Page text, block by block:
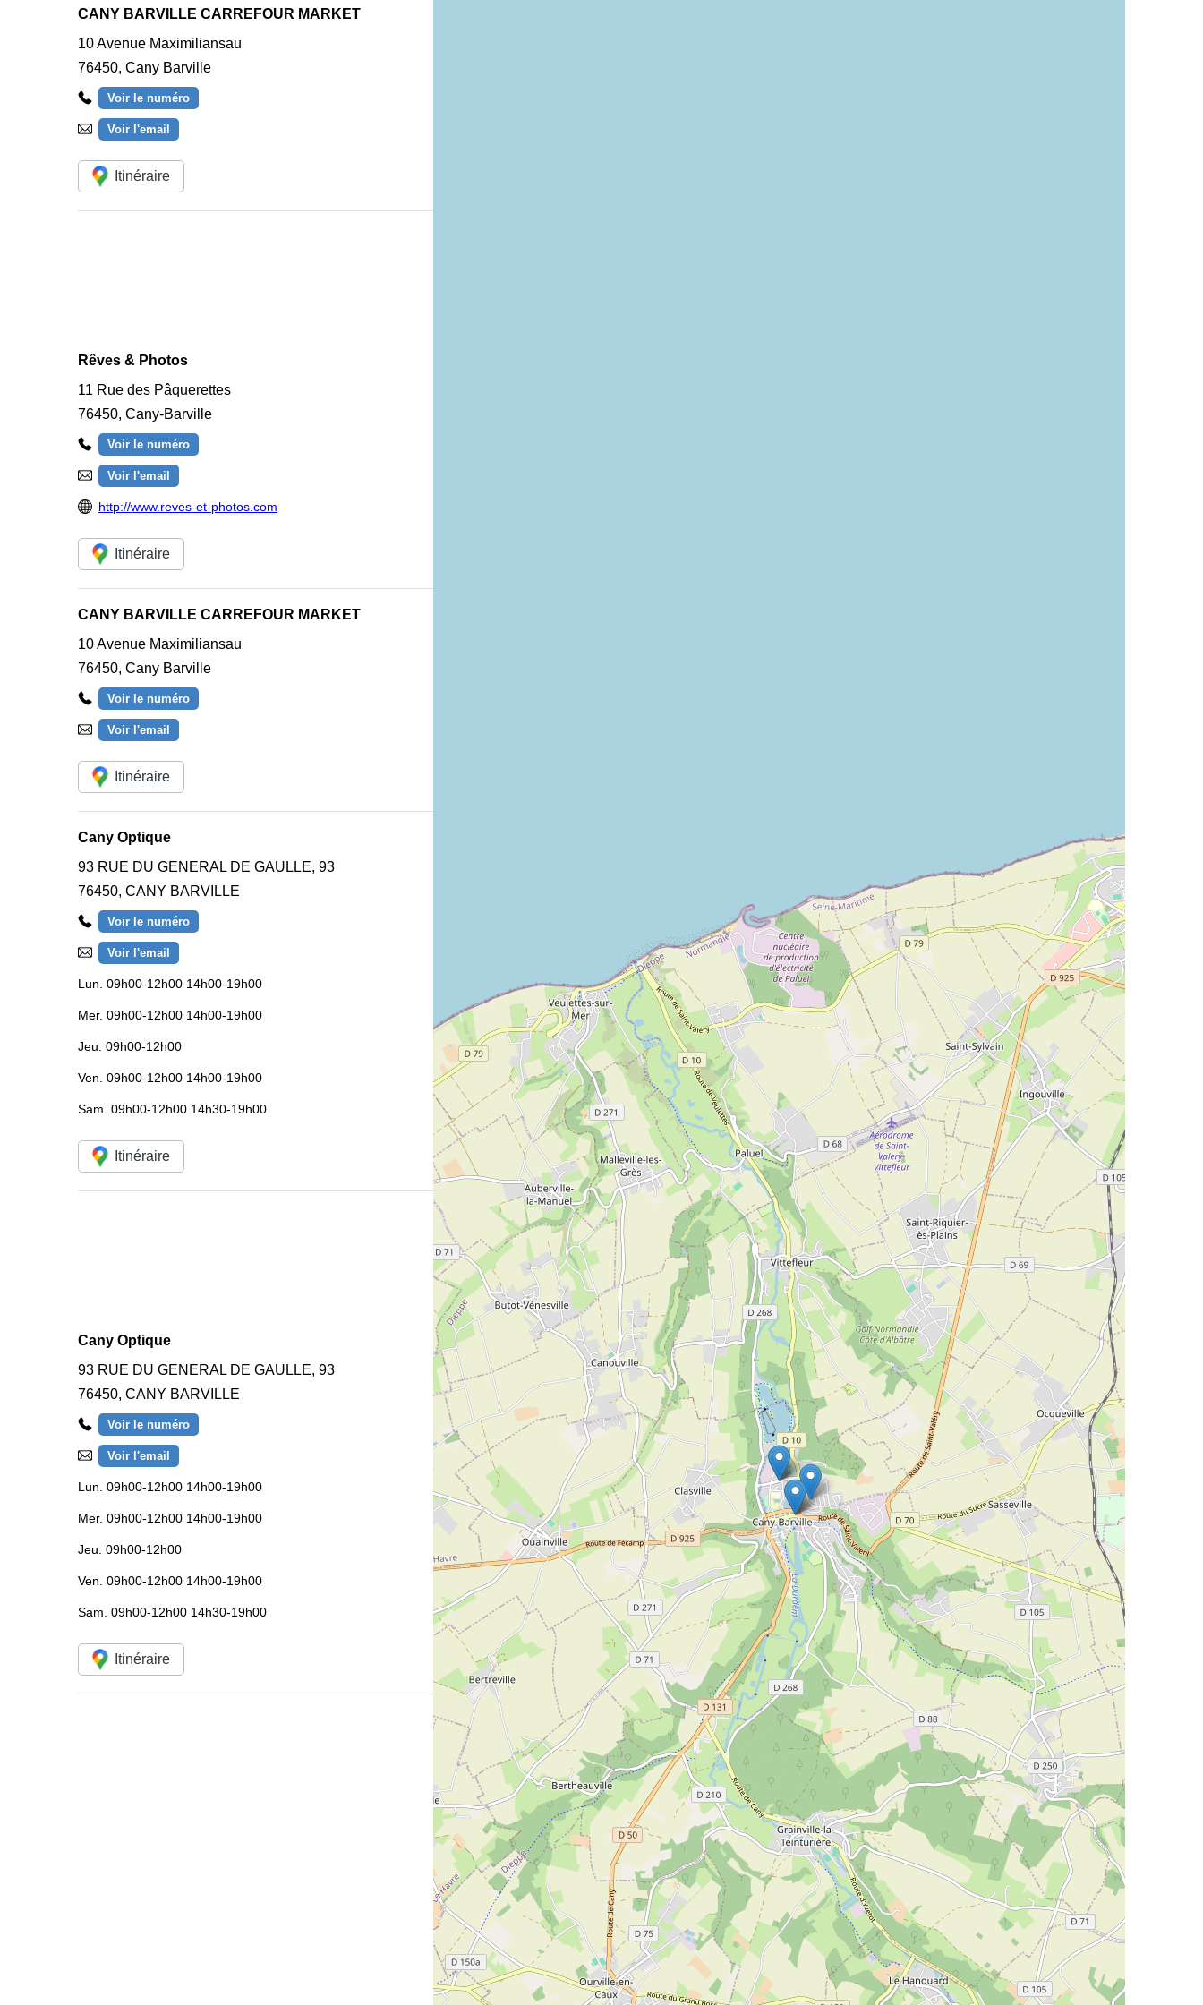
CANY BARVILLE CARREFOUR MARKET
10 Avenue Maximiliansau
76450, Cany Barville
Voir le numéro
Voir l'email
Itinéraire
Rêves & Photos
11 Rue des Pâquerettes
76450, Cany-Barville
Voir le numéro
Voir l'email
http://www.reves-et-photos.com
Itinéraire
CANY BARVILLE CARREFOUR MARKET
10 Avenue Maximiliansau
76450, Cany Barville
Voir le numéro
Voir l'email
Itinéraire
Cany Optique
93 RUE DU GENERAL DE GAULLE, 93
76450, CANY BARVILLE
Voir le numéro
Voir l'email
Lun. 09h00-12h00 14h00-19h00
Mer. 09h00-12h00 14h00-19h00
Jeu. 09h00-12h00
Ven. 09h00-12h00 14h00-19h00
Sam. 09h00-12h00 14h30-19h00
Itinéraire
Cany Optique
93 RUE DU GENERAL DE GAULLE, 93
76450, CANY BARVILLE
Voir le numéro
Voir l'email
Lun. 09h00-12h00 14h00-19h00
Mer. 09h00-12h00 14h00-19h00
Jeu. 09h00-12h00
Ven. 09h00-12h00 14h00-19h00
Sam. 09h00-12h00 14h30-19h00
Itinéraire